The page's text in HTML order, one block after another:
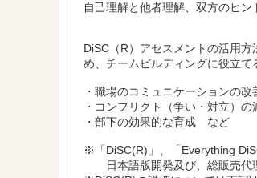
自己理解と他者理解、双方のヒン
DiSC（R）アセスメントの活用
め、チームビルディングに役立て
・職場のコミュニケーションの改
・コンフリクト（争い・対立）の
・部下の効果的な育成 など
※「DiSC(R)」、「Everything
日本語版開発及び、総販売代